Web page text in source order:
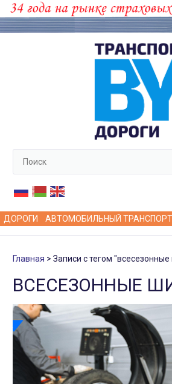
ДОРОГИ АВТОМОБИЛЬНЫЙ ТРАНСПОРТ
Главная Записи с тегом
ВСЕСЕЗОННЫЕ